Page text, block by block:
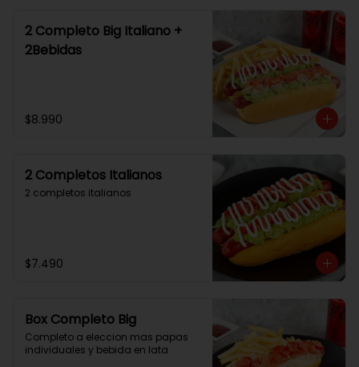
2 Completo Big Italiano +
2Bebidas
$8.990
2 Completos Italianos
2 completos italianos
$7.490
Box Completo Big
Completo a eleccion mas papas
individuales y bebida en lata